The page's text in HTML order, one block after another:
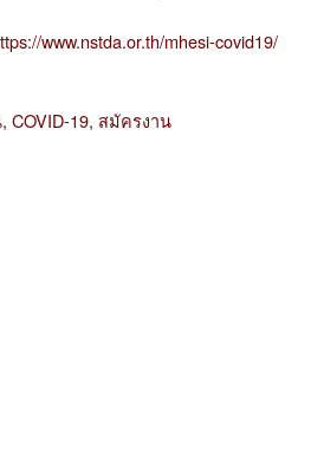
www.nstda.or.th/mhesi-covid19/
COVID-19, สมัครงาน